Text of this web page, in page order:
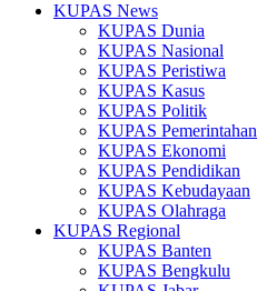
KUPAS News
KUPAS Dunia
KUPAS Nasional
KUPAS Peristiwa
KUPAS Kasus
KUPAS Politik
KUPAS Pemerintahan
KUPAS Ekonomi
KUPAS Pendidikan
KUPAS Kebudayaan
KUPAS Olahraga
KUPAS Regional
KUPAS Banten
KUPAS Bengkulu